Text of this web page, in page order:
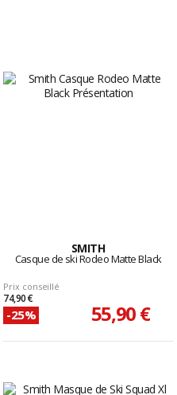
SMITH
Casque de ski Rodeo Matte Black
Prix conseillé
74,90 €
-25% 55,90 €